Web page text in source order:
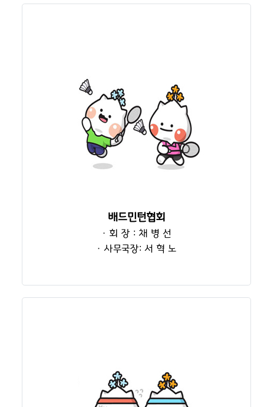
배드민턴협회
· 회 장 : 채 병 선
· 사무국장: 서 혁 노